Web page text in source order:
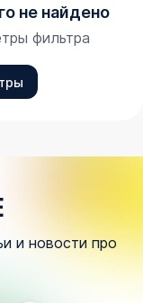
не найдено
фильтра
и новости про